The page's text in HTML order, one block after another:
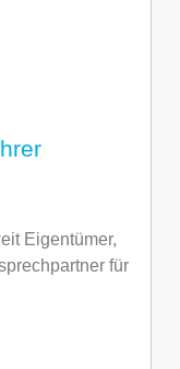
Eigentümer,
für